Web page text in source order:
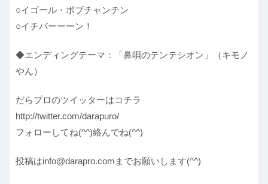
○イゴール・ボブチャンチン
○イチバーーーン！
◆エンディングテーマ：「鼻唄のテンテシオン」（キモノ
やん）
だらプロのツイッターはコチラ
http://twitter.com/darapuro/
フォローしてね(^^)絡んでね(^^)
投稿はinfo@darapro.comまでお願いします(^^)